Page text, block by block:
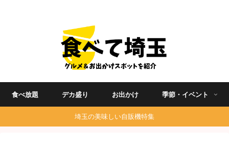
食べ放題 デカ盛り お出かけ 季節・イベント
埼玉の美味しい自販機特集